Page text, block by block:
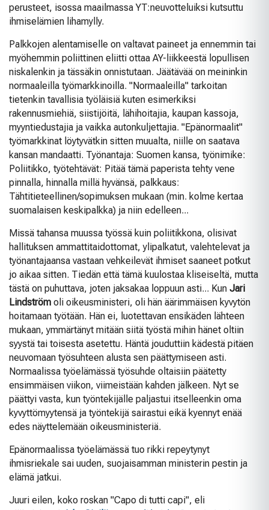
perusteet, isossa maailmassa YT:neuvotteluiksi kutsuttu
ihmiselämien lihamylly.
Palkkojen alentamiselle on valtavat paineet ja ennemmin tai
myöhemmin poliittinen eliitti ottaa AY-liikkeestä lopullisen
niskalenkin ja tässäkin onnistutaan. Jäätävää on meininkin
normaaleilla työmarkkinoilla. "Normaaleilla" tarkoitan
tietenkin tavallisia työläisiä kuten esimerkiksi
rakennusmiehiä, siistijöitä, lähihoitajia, kaupan kassoja,
myyntiedustajia ja vaikka autonkuljettajia. "Epänormaalit"
työmarkkinat löytyvätkin sitten muualta, niille on saatava
kansan mandaatti. Työnantaja: Suomen kansa, työnimike:
Poliitikko, työtehtävät: Pitää tämä paperista tehty vene
pinnalla, hinnalla millä hyvänsä, palkkaus:
Tähtitieteellinen/sopimuksen mukaan (min. kolme kertaa
suomalaisen keskipalkka) ja niin edelleen...
Missä tahansa muussa työssä kuin poliitikkona, olisivat
hallituksen ammattitaidottomat, ylipalkatut, valehtelevat ja
työnantajaansa vastaan vehkeilevät ihmiset saaneet potkut
jo aikaa sitten. Tiedän että tämä kuulostaa kliseiseltä, mutta
tästä on puhuttava, joten jaksakaa loppuun asti... Kun Jari
Lindström oli oikeusministeri, oli hän äärimmäisen kyvytön
hoitamaan työtään. Hän ei, luotettavan ensikäden lähteen
mukaan, ymmärtänyt mitään siitä työstä mihin hänet oltiin
syystä tai toisesta asetettu. Häntä jouduttiin kädestä pitäen
neuvomaan työsuhteen alusta sen päättymiseen asti.
Normaalissa työelämässä työsuhde oltaisiin päätetty
ensimmäisen viikon, viimeistään kahden jälkeen. Nyt se
päättyi vasta, kun työntekijälle paljastui itselleenkin oma
kyvyttömyytensä ja työntekijä sairastui eikä kyennyt enää
edes näyttelemään oikeusministeriä.
Epänormaalissa työelämässä tuo rikki repeytynyt
ihmisriekale sai uuden, suojaisamman ministerin pestin ja
elämä jatkui.
Juuri eilen, koko roskan "Capo di tutti capi", eli